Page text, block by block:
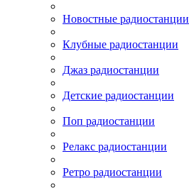
Новостные радиостанции
Клубные радиостанции
Джаз радиостанции
Детские радиостанции
Поп радиостанции
Релакс радиостанции
Ретро радиостанции